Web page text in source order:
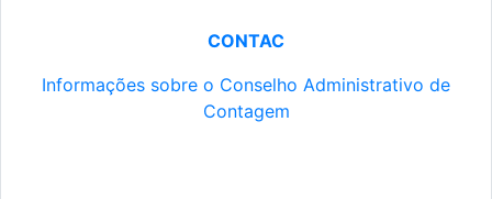
CONTAC
Informações sobre o Conselho Administrativo de
Contagem